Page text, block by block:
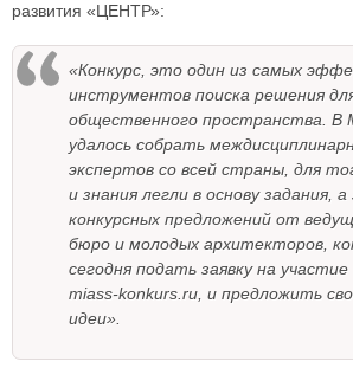
развития «ЦЕНТР»:
«Конкурс, это один из самых
инструментов поиска решения
общественного пространства. В
удалось собрать
экспертов со всей страны, для
и знания легли в основу задания,
конкурсных предложений от
бюро и молодых архитекторов,
сегодня подать заявку на
miass-konkurs.ru, и предложить
идеи».